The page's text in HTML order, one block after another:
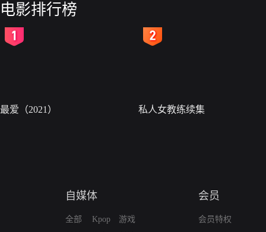
电影排行榜
最爱（2021） 私人女教练续集
自媒体
全部
Kpop
游戏
会员
会员特权